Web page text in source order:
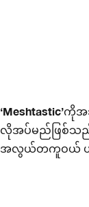
‘Meshtastic’
လိုအပ်မည်ဖြစ်သည်
အလွယ်တကူဝယ် ယူ